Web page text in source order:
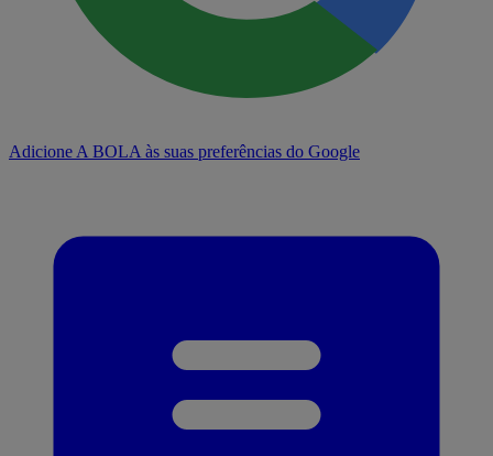
Adicione A BOLA às suas preferências do Google